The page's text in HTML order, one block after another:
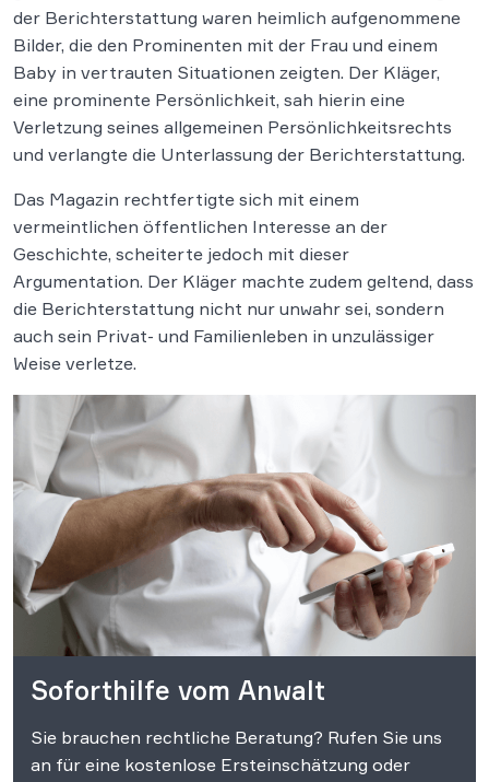
der Berichterstattung waren heimlich aufgenommene
Bilder, die den Prominenten mit der Frau und einem
Baby in vertrauten Situationen zeigten. Der Kläger,
eine prominente Persönlichkeit, sah hierin eine
Verletzung seines allgemeinen Persönlichkeitsrechts
und verlangte die Unterlassung der Berichterstattung.
Das Magazin rechtfertigte sich mit einem
vermeintlichen öffentlichen Interesse an der
Geschichte, scheiterte jedoch mit dieser
Argumentation. Der Kläger machte zudem geltend, dass
die Berichterstattung nicht nur unwahr sei, sondern
auch sein Privat- und Familienleben in unzulässiger
Weise verletze.
Soforthilfe vom Anwalt
Sie brauchen rechtliche Beratung? Rufen Sie uns
an für eine kostenlose Ersteinschätzung oder